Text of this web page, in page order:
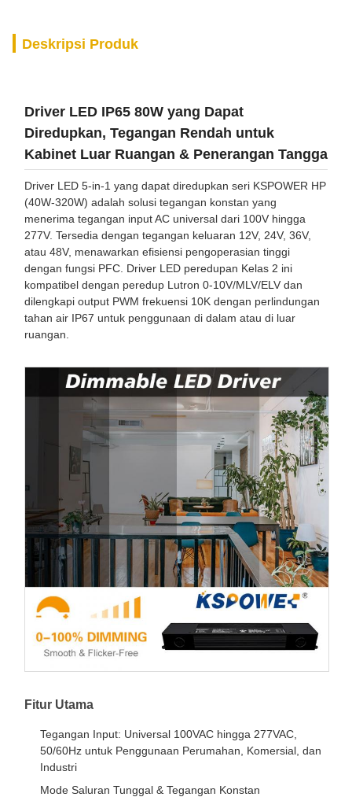
Deskripsi Produk
Driver LED IP65 80W yang Dapat
Diredupkan, Tegangan Rendah untuk
Kabinet Luar Ruangan & Penerangan Tangga
Driver LED 5-in-1 yang dapat diredupkan seri KSPOWER HP
(40W-320W) adalah solusi tegangan konstan yang
menerima tegangan input AC universal dari 100V hingga
277V. Tersedia dengan tegangan keluaran 12V, 24V, 36V,
atau 48V, menawarkan efisiensi pengoperasian tinggi
dengan fungsi PFC. Driver LED peredupan Kelas 2 ini
kompatibel dengan peredup Lutron 0-10V/MLV/ELV dan
dilengkapi output PWM frekuensi 10K dengan perlindungan
tahan air IP67 untuk penggunaan di dalam atau di luar
ruangan.
Fitur Utama
Tegangan Input: Universal 100VAC hingga 277VAC,
50/60Hz untuk Penggunaan Perumahan, Komersial, dan
Industri
Mode Saluran Tunggal & Tegangan Konstan